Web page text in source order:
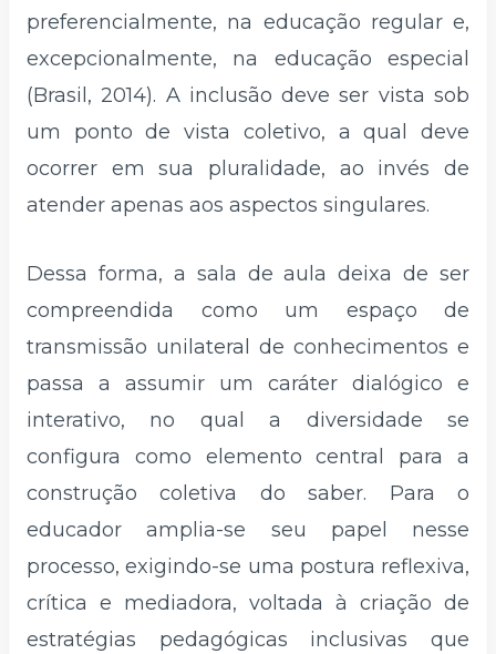
preferencialmente, na educação regular e,
excepcionalmente, na educação especial
(Brasil, 2014). A inclusão deve ser vista sob
um ponto de vista coletivo, a qual deve
ocorrer em sua pluralidade, ao invés de
atender apenas aos aspectos singulares.
Dessa forma, a sala de aula deixa de ser
compreendida como um espaço de
transmissão unilateral de conhecimentos e
passa a assumir um caráter dialógico e
interativo, no qual a diversidade se
configura como elemento central para a
construção coletiva do saber. Para o
educador amplia-se seu papel nesse
processo, exigindo-se uma postura reflexiva,
crítica e mediadora, voltada à criação de
estratégias pedagógicas inclusivas que